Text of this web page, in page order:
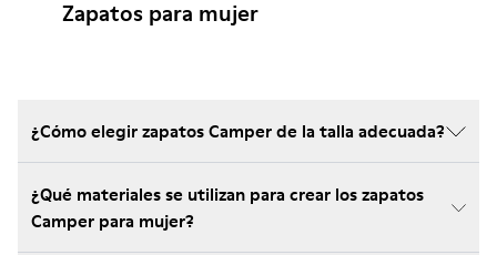
Zapatos para mujer
¿Cómo elegir zapatos Camper de la talla adecuada?
¿Qué materiales se utilizan para crear los zapatos
Camper para mujer?